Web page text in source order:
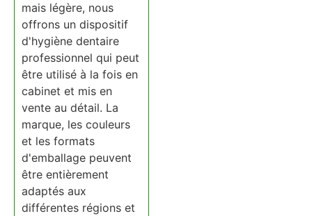
mais légère, nous
offrons un dispositif
d'hygiène dentaire
professionnel qui peut
être utilisé à la fois en
cabinet et mis en
vente au détail. La
marque, les couleurs
et les formats
d'emballage peuvent
être entièrement
adaptés aux
différentes régions et